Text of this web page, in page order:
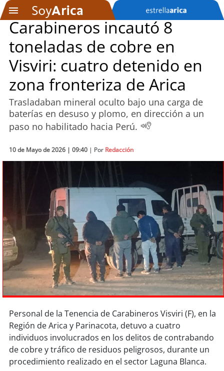
SOYTV
Podcast
Actualidad
Entretención
Economía
Tecnología
Sostenibilidad
soy chile
soyarica
soy calama
soyantofagasta
Carabineros incautó 8
toneladas de cobre en
Visviri: cuatro detenido en
zona fronteriza de Arica
Trasladaban mineral oculto bajo una carga de
baterías en desuso y plomo, en dirección a un
paso no habilitado hacia Perú.
10 de Mayo de 2026 | 09:40 | Por Redacción
Personal de la Tenencia de Carabineros Visviri (F), en la
Región de Arica y Parinacota, detuvo a cuatro
individuos involucrados en los delitos de contrabando
de cobre y tráfico de residuos peligrosos, durante un
procedimiento realizado en el sector Laguna Blanca.